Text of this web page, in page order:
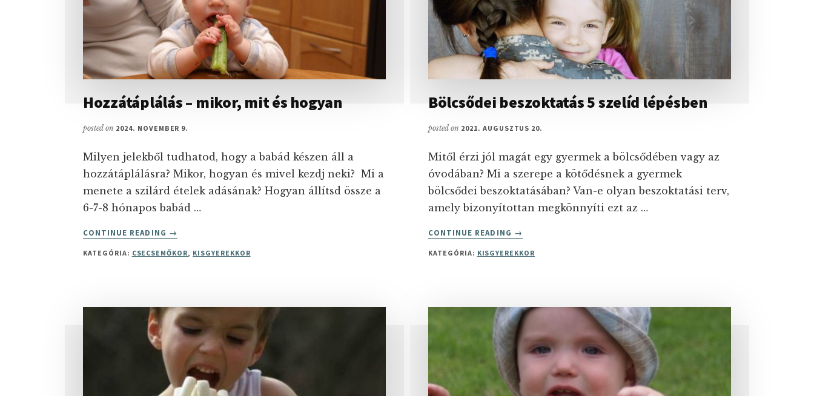
Hozzátáplálás – mikor, mit és hogyan
posted on 2024. NOVEMBER 9.
Milyen jelekből tudhatod, hogy a babád készen áll a
hozzátáplálásra? Mikor, hogyan és mivel kezdj neki? Mi a
menete a szilárd ételek adásának? Hogyan állítsd össze a
6-7-8 hónapos babád …
CONTINUE READING
ABOUT
–
HOGYAN
→
KATEGÓRIA: CSECSEMŐKOR, KISGYEREKKOR
Bölcsődei beszoktatás 5 szelíd lépésben
posted on 2021. AUGUSZTUS 20.
Mitől érzi jól magát egy gyermek a bölcsődében vagy az
óvodában? Mi a szerepe a kötődésnek a gyermek
bölcsődei beszoktatásában? Van-e olyan beszoktatási terv,
amely bizonyítottan megkönnyíti ezt az …
CONTINUE READING
ABOUT
BESZOKTATÁS
→
KATEGÓRIA: KISGYEREKKOR